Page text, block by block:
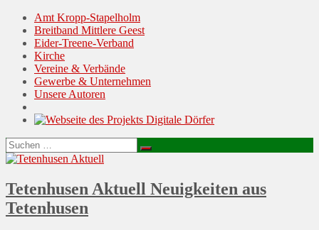
Amt Kropp-Stapelholm
Breitband Mittlere Geest
Eider-Treene-Verband
Kirche
Vereine & Verbände
Gewerbe & Unternehmen
Unsere Autoren
Suchen
nach:
Suchen
Tetenhusen Aktuell Neuigkeiten aus
Tetenhusen